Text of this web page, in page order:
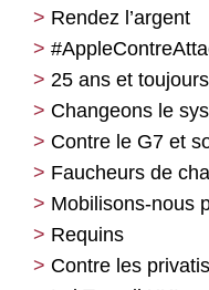
Rendez l’argent
25 ans et
Changeons le
Contre le G7 et
Faucheurs de
Mobilisons-nous
Requins
Contre les